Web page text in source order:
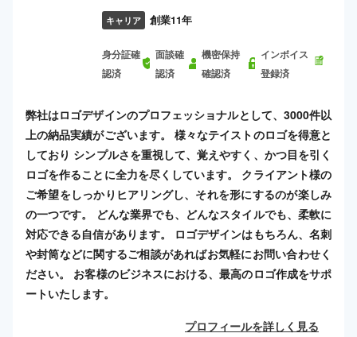
キャリア 創業11年
身分証確
認済
面談確
認済
機密保持
確認済
インボイス
登録済
弊社はロゴデザインのプロフェッショナルとして、3000件以
上の納品実績がございます。 様々なテイストのロゴを得意と
しており シンプルさを重視して、覚えやすく、かつ目を引く
ロゴを作ることに全力を尽くしています。 クライアント様の
ご希望をしっかりヒアリングし、それを形にするのが楽しみ
の一つです。 どんな業界でも、どんなスタイルでも、柔軟に
対応できる自信があります。 ロゴデザインはもちろん、名刺
や封筒などに関するご相談があればお気軽にお問い合わせく
ださい。 お客様のビジネスにおける、最高のロゴ作成をサポ
ートいたします。
プロフィールを詳しく見る